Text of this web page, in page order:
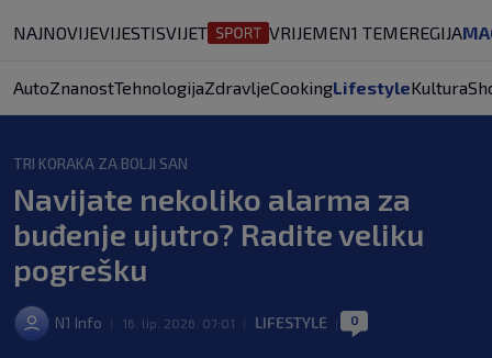
NAJNOVIJEVIJESTISVIJET VRIJEMEN1 TEMEREGIJA
AutoZnanostTehnologijaZdravljeCookingLifestyleKultura
TRI KORAKA ZA BOLJI SAN
Navijate nekoliko alarma za
buđenje ujutro? Radite veliku
pogrešku
N1 Info 16. lip. 2026. 07:01 LIFESTYLE 0